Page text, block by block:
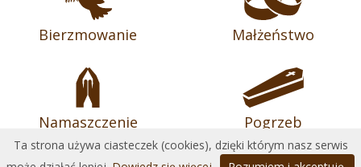
Bierzmowanie Małżeństwo
Namaszczenie Pogrzeb
Ta strona używa ciasteczek (cookies), dzięki którym nasz serwis